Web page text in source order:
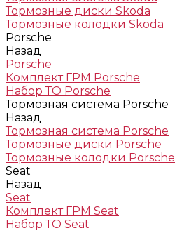
Тормозные диски Skoda
Тормозные колодки Skoda
Porsche
Назад
Porsche
Комплект ГРМ Porsche
Набор ТО Porsche
Тормозная система Porsche
Назад
Тормозная система Porsche
Тормозные диски Porsche
Тормозные колодки Porsche
Seat
Назад
Seat
Комплект ГРМ Seat
Набор ТО Seat